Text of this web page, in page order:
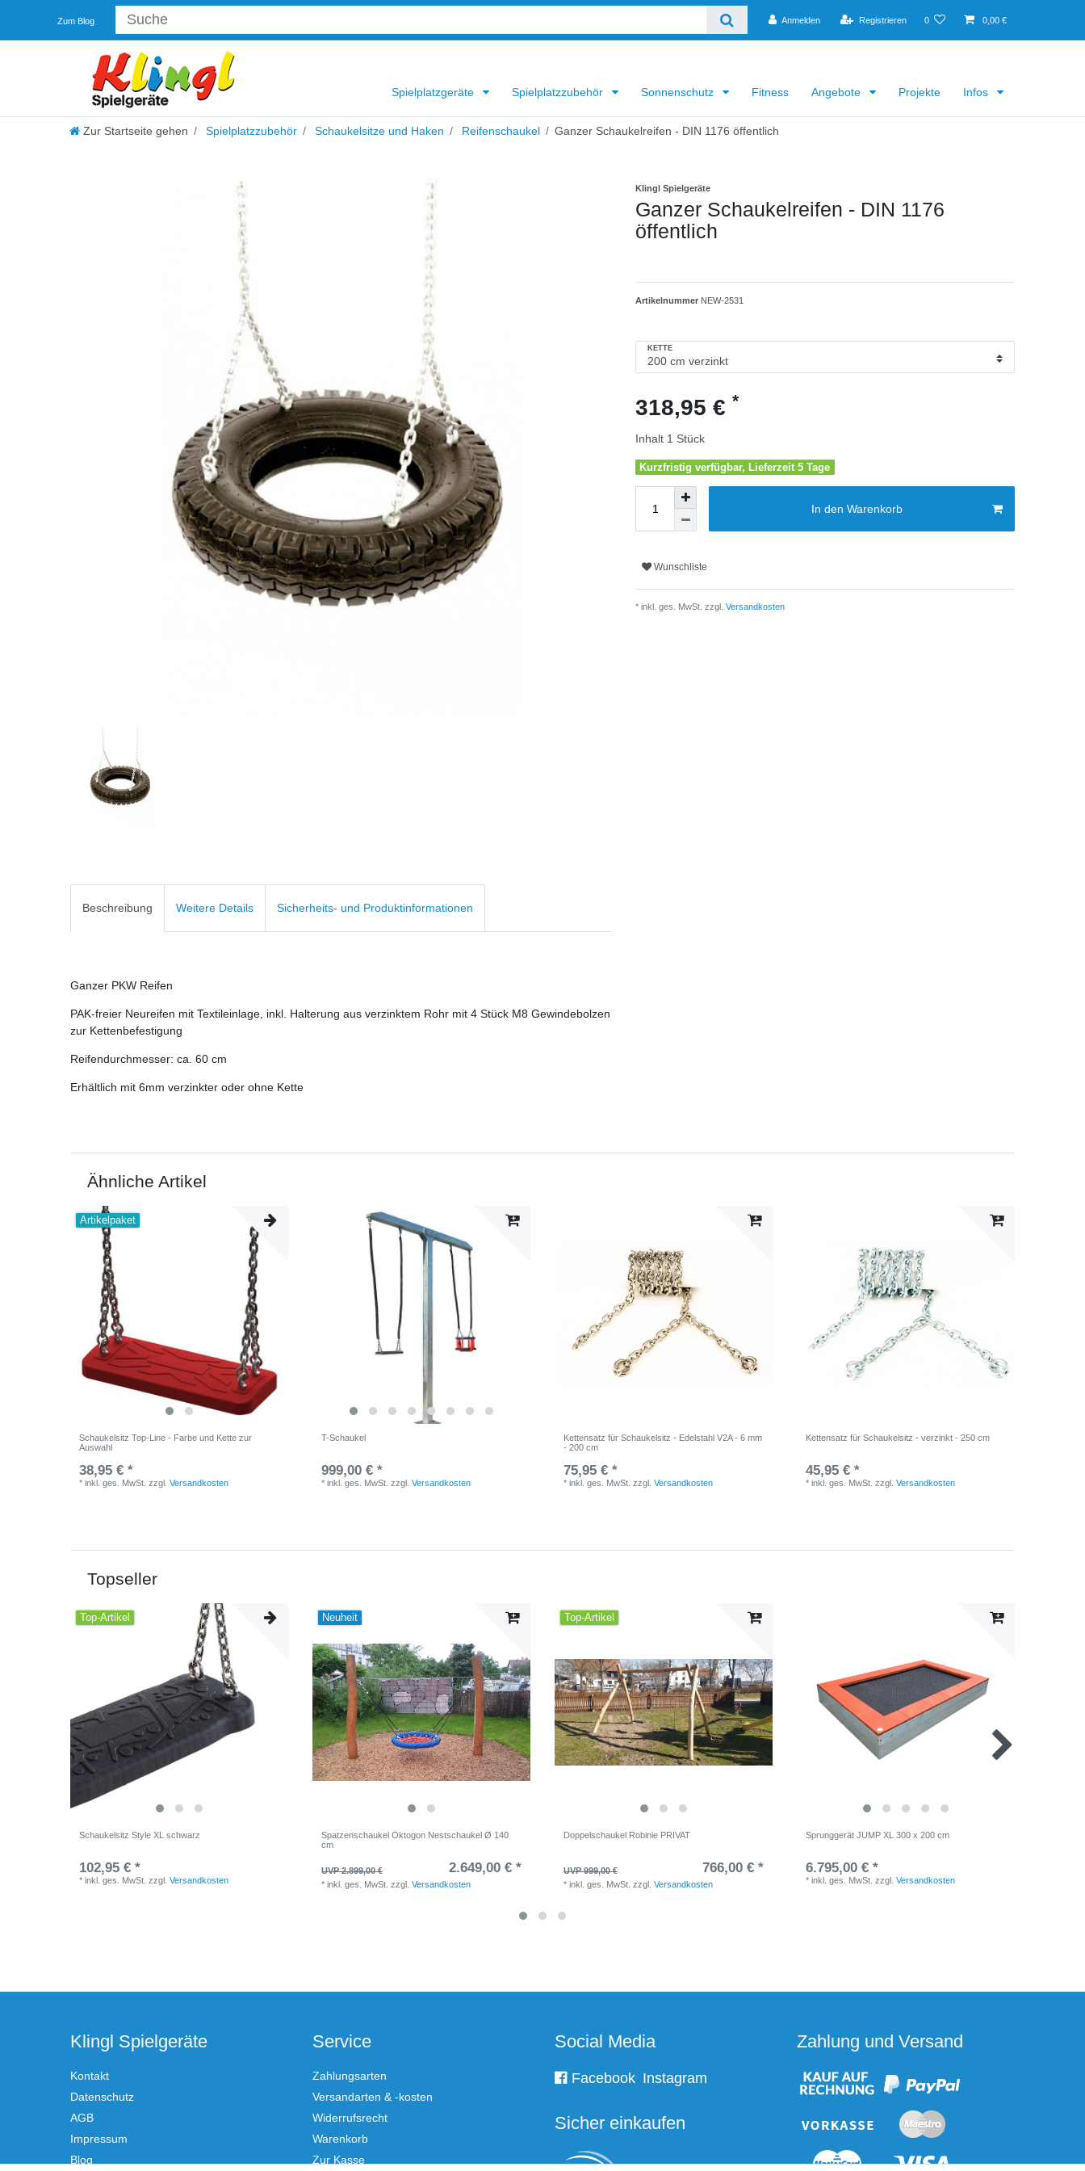
Zum Blog Anmelden Registrieren 0 0,00 €
Spielplatzgeräte Spielplatzzubehör Sonnenschutz Fitness Angebote Projekte Infos
Zur Startseite gehen Spielplatzzubehör Schaukelsitze und Haken Reifenschaukel Ganzer Schaukelreifen - DIN 1176 öffentlich
Klingl Spielgeräte
Ganzer Schaukelreifen - DIN 1176
öffentlich
Artikelnummer NEW-2531
KETTE
318,95 € *
Inhalt 1 Stück
Kurzfristig verfügbar, Lieferzeit 5 Tage
In den Warenkorb
Wunschliste
* inkl. ges. MwSt. zzgl. Versandkosten
Beschreibung Weitere Details Sicherheits- und Produktinformationen
Ganzer PKW Reifen
PAK-freier Neureifen mit Textileinlage, inkl. Halterung aus verzinktem Rohr mit 4 Stück M8 Gewindebolzen
zur Kettenbefestigung
Reifendurchmesser: ca. 60 cm
Erhältlich mit 6mm verzinkter oder ohne Kette
Ähnliche Artikel
Artikelpaket
Schaukelsitz Top-Line - Farbe und Kette zur
Auswahl
38,95 € *
*inkl. ges. MwSt. zzgl.Versandkosten
T-Schaukel
999,00 € *
*inkl. ges. MwSt. zzgl.Versandkosten
Kettensatz für Schaukelsitz - Edelstahl V2A - 6 mm
- 200 cm
75,95 € *
*inkl. ges. MwSt. zzgl.Versandkosten
Kettensatz für Schaukelsitz - verzinkt - 250 cm
45,95 € *
*inkl. ges. MwSt. zzgl.Versandkosten
Topseller
Top-Artikel
Schaukelsitz Style XL schwarz
102,95 € *
*inkl. ges. MwSt. zzgl.Versandkosten
Neuheit
Spatzenschaukel Oktogon Nestschaukel Ø 140
cm
UVP 2.899,00 € 2.649,00 € *
*inkl. ges. MwSt. zzgl.Versandkosten
Top-Artikel
Doppelschaukel Robinie PRIVAT
UVP 999,00 € 766,00 € *
*inkl. ges. MwSt. zzgl.Versandkosten
Sprunggerät JUMP XL 300 x 200 cm
6.795,00 € *
*inkl. ges. MwSt. zzgl.Versandkosten
Klingl Spielgeräte
Kontakt
Datenschutz
AGB
Impressum
Blog
Service
Zahlungsarten
Versandarten & -kosten
Widerrufsrecht
Warenkorb
Zur Kasse
Social Media
Facebook Instagram
Sicher einkaufen
Zahlung und Versand